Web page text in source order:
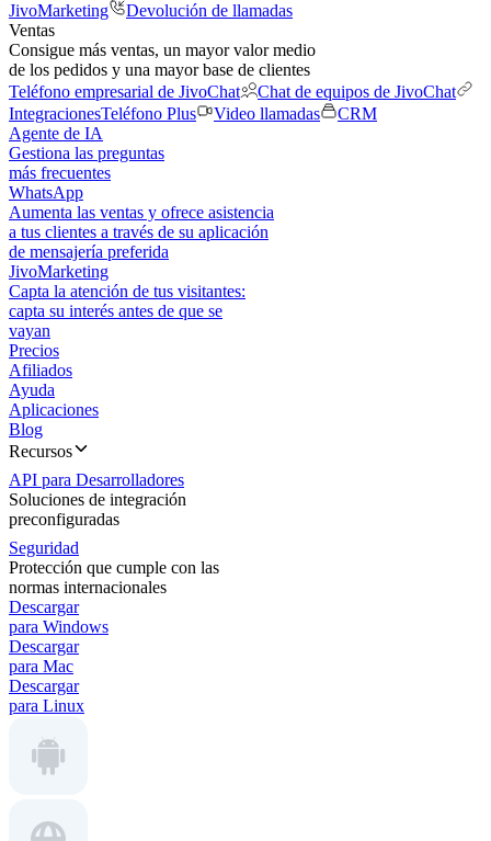
JivoMarketing
Devolución de llamadas
Ventas
Consigue más ventas, un mayor valor medio
de los pedidos y una mayor base de clientes
Teléfono empresarial de JivoChat
Chat de equipos de JivoChat
IntegracionesTeléfono Plus Video llamadas
CRM
Agente de IA
Gestiona las preguntas
más frecuentes
WhatsApp
Aumenta las ventas y ofrece asistencia
a tus clientes a través de su aplicación
de mensajería preferida
JivoMarketing
Capta la atención de tus visitantes:
capta su interés antes de que se
vayan
Precios
Afiliados
Ayuda
Aplicaciones
Blog
Recursos
API para Desarrolladores
Soluciones de integración
preconfiguradas
Seguridad
Protección que cumple con las
normas internacionales
Descargar
para Windows
Descargar
para Mac
Descargar
para Linux